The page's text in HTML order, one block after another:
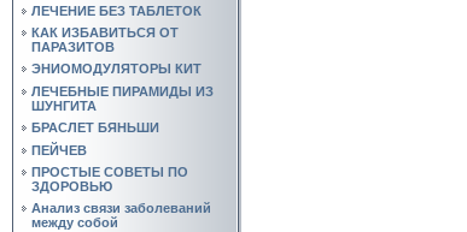
ЛЕЧЕНИЕ БЕЗ ТАБЛЕТОК
КАК ИЗБАВИТЬСЯ ОТ
ПАРАЗИТОВ
ЭНИОМОДУЛЯТОРЫ КИТ
ЛЕЧЕБНЫЕ ПИРАМИДЫ ИЗ
ШУНГИТА
БРАСЛЕТ БЯНЬШИ
ПЕЙЧЕВ
ПРОСТЫЕ СОВЕТЫ ПО
ЗДОРОВЬЮ
Анализ связи заболеваний
между собой